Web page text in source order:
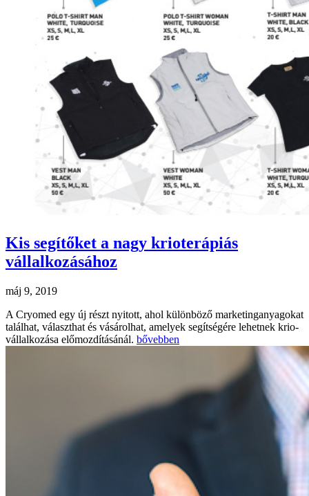
Kis segítőket a nagy krioterápiás
vállalkozásához
máj 9, 2019
A Cryomed egy új részt nyitott, ahol különböző marketinganyagokat
találhat, választhat és vásárolhat, amelyek segítségére lehetnek krio-
vállalkozása előmozdításánál. bővebben